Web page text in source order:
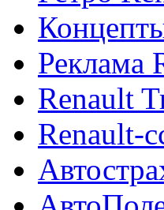
Реклама
Renault
Renault-